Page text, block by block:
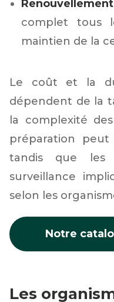
complet tous
maintien de la
Le coût et la
dépendent de la
la complexité
préparation peut
tandis que
surveillance
selon les
Notre
Les